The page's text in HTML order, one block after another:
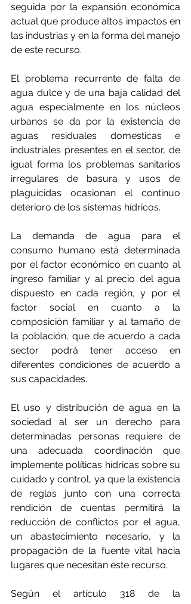
seguida por la expansión económica
actual que produce altos impactos en
las industrias y en la forma del manejo
de este recurso.
El problema recurrente de falta de
agua dulce y de una baja calidad del
agua especialmente en los núcleos
urbanos se da por la existencia de
aguas residuales domesticas e
industriales presentes en el sector, de
igual forma los problemas sanitarios
irregulares de basura y usos de
plaguicidas ocasionan el continuo
deterioro de los sistemas hídricos.
La demanda de agua para el
consumo humano está determinada
por el factor económico en cuanto al
ingreso familiar y al precio del agua
dispuesto en cada región, y por el
factor social en cuanto a la
composición familiar y al tamaño de
la población, que de acuerdo a cada
sector podrá tener acceso en
diferentes condiciones de acuerdo a
sus capacidades.
El uso y distribución de agua en la
sociedad al ser un derecho para
determinadas personas requiere de
una adecuada coordinación que
implemente políticas hídricas sobre su
cuidado y control, ya que la existencia
de reglas junto con una correcta
rendición de cuentas permitirá la
reducción de conflictos por el agua,
un abastecimiento necesario, y la
propagación de la fuente vital hacia
lugares que necesitan este recurso.
Según el artículo 318 de la